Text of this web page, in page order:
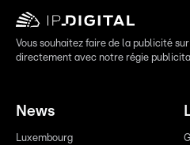
Vous souhaitez faire de la publicité
directement avec notre régie
News
Luxembourg